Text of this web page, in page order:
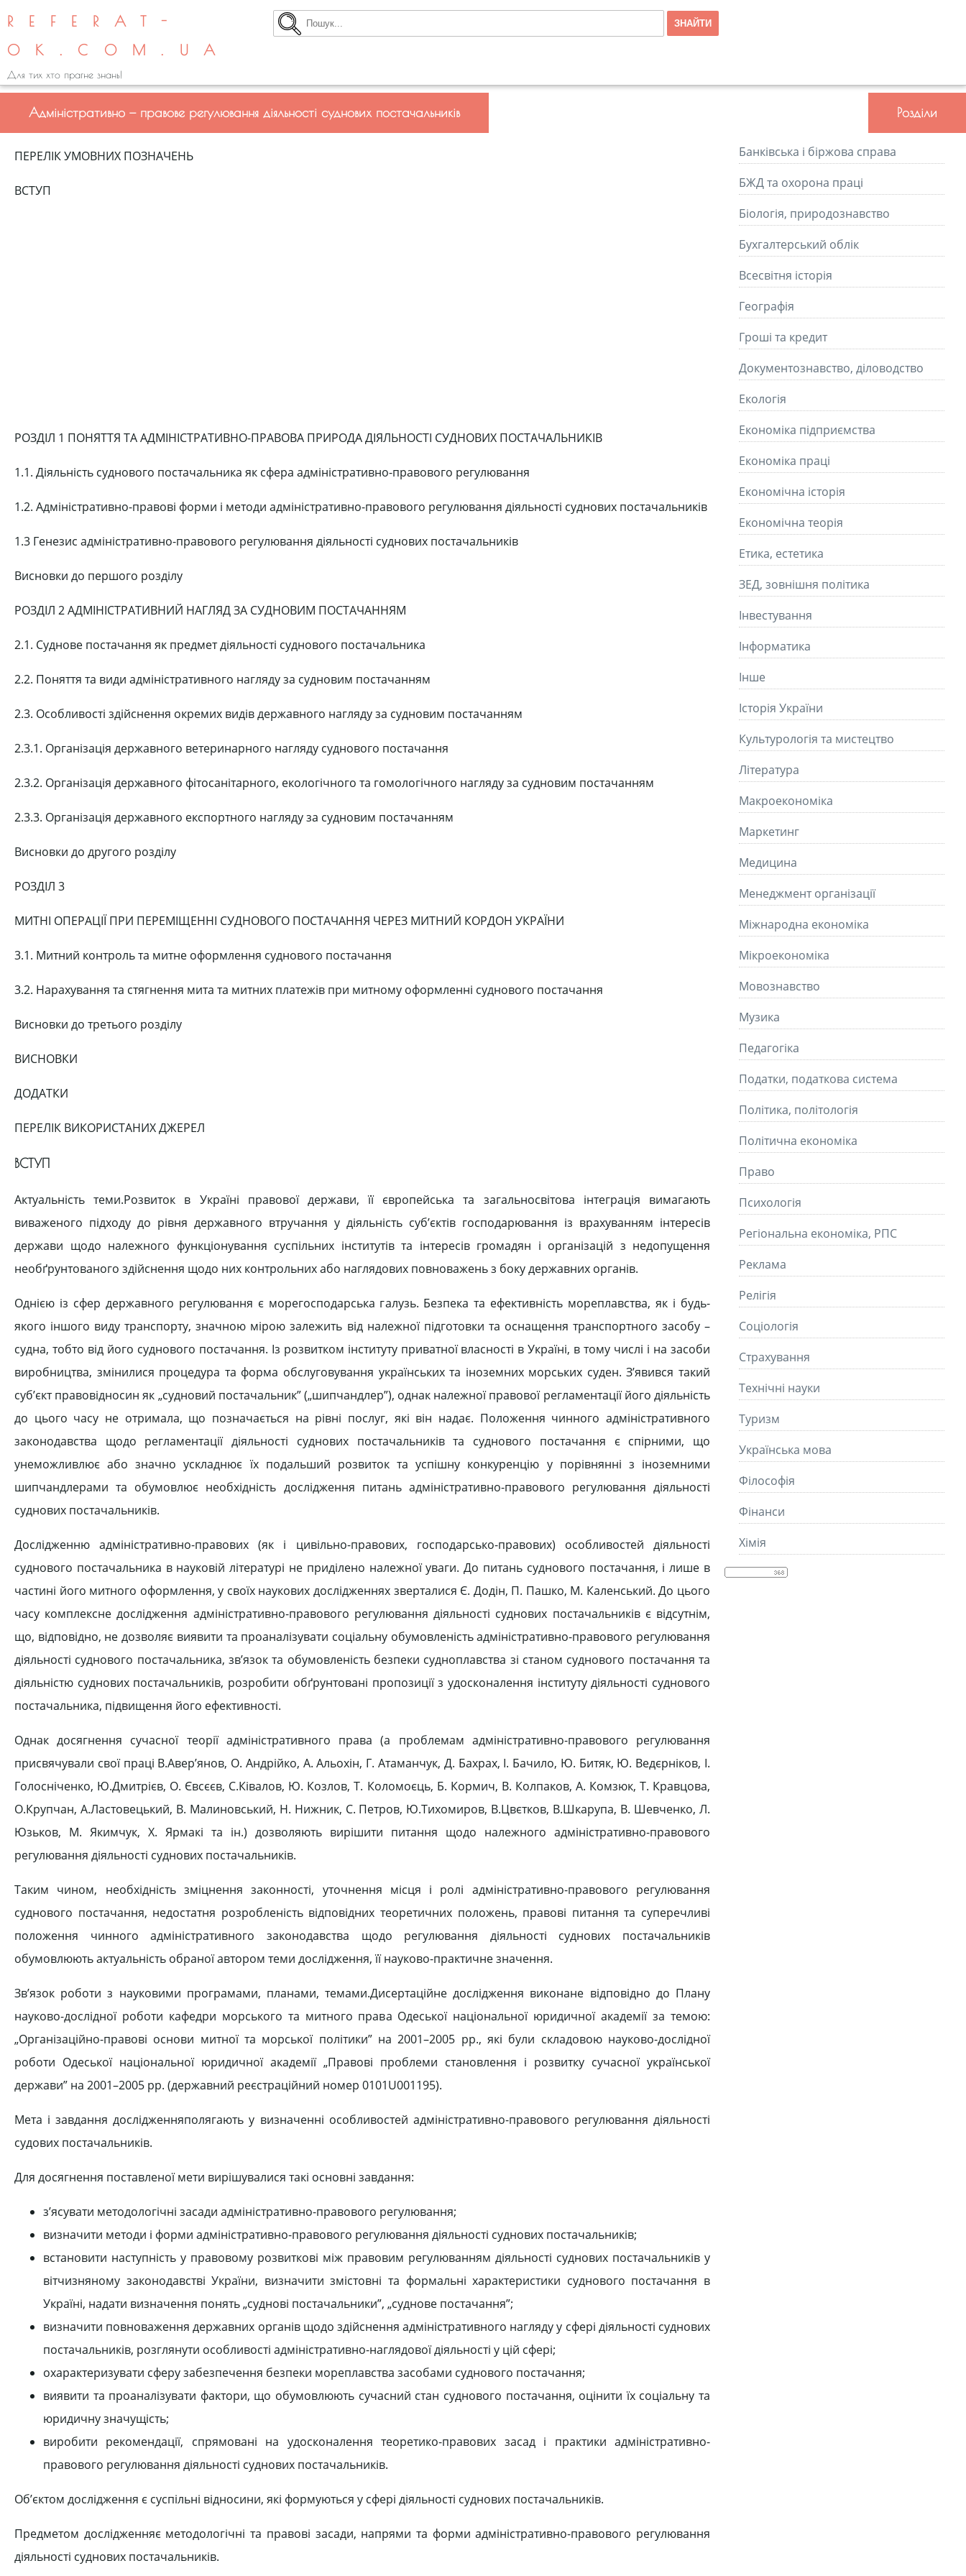
REFERAT-
OK.COM.UA
Для тих хто прагне знань!
Адміністративно — правове регулювання діяльності суднових постачальників
ПЕРЕЛІК УМОВНИХ ПОЗНАЧЕНЬ
ВСТУП
РОЗДІЛ 1 ПОНЯТТЯ ТА АДМІНІСТРАТИВНО-ПРАВОВА ПРИРОДА ДІЯЛЬНОСТІ СУДНОВИХ ПОСТАЧАЛЬНИКІВ
1.1. Діяльність суднового постачальника як сфера адміністративно-правового регулювання
1.2. Адміністративно-правові форми і методи адміністративно-правового регулювання діяльності суднових постачальників
1.3 Генезис адміністративно-правового регулювання діяльності суднових постачальників
Висновки до першого розділу
РОЗДІЛ 2 АДМІНІСТРАТИВНИЙ НАГЛЯД ЗА СУДНОВИМ ПОСТАЧАННЯМ
2.1. Суднове постачання як предмет діяльності суднового постачальника
2.2. Поняття та види адміністративного нагляду за судновим постачанням
2.3. Особливості здійснення окремих видів державного нагляду за судновим постачанням
2.3.1. Організація державного ветеринарного нагляду суднового постачання
2.3.2. Організація державного фітосанітарного, екологічного та гомологічного нагляду за судновим постачанням
2.3.3. Організація державного експортного нагляду за судновим постачанням
Висновки до другого розділу
РОЗДІЛ 3
МИТНІ ОПЕРАЦІЇ ПРИ ПЕРЕМІЩЕННІ СУДНОВОГО ПОСТАЧАННЯ ЧЕРЕЗ МИТНИЙ КОРДОН УКРАЇНИ
3.1. Митний контроль та митне оформлення суднового постачання
3.2. Нарахування та стягнення мита та митних платежів при митному оформленні суднового постачання
Висновки до третього розділу
ВИСНОВКИ
ДОДАТКИ
ПЕРЕЛІК ВИКОРИСТАНИХ ДЖЕРЕЛ
ВСТУП
Актуальність теми.Розвиток в Україні правової держави, її європейська та загальносвітова інтеграція вимагають
виваженого підходу до рівня державного втручання у діяльність суб’єктів господарювання із врахуванням інтересів
держави щодо належного функціонування суспільних інститутів та інтересів громадян і організацій з недопущення
необґрунтованого здійснення щодо них контрольних або наглядових повноважень з боку державних органів.
Однією із сфер державного регулювання є морегосподарська галузь. Безпека та ефективність мореплавства, як і будь-
якого іншого виду транспорту, значною мірою залежить від належної підготовки та оснащення транспортного засобу –
судна, тобто від його суднового постачання. Із розвитком інституту приватної власності в Україні, в тому числі і на засоби
виробництва, змінилися процедура та форма обслуговування українських та іноземних морських суден. З’явився такий
суб’єкт правовідносин як „судновий постачальник” („шипчандлер”), однак належної правової регламентації його діяльність
до цього часу не отримала, що позначається на рівні послуг, які він надає. Положення чинного адміністративного
законодавства щодо регламентації діяльності суднових постачальників та суднового постачання є спірними, що
унеможливлює або значно ускладнює їх подальший розвиток та успішну конкуренцію у порівнянні з іноземними
шипчандлерами та обумовлює необхідність дослідження питань адміністративно-правового регулювання діяльності
суднових постачальників.
Дослідженню адміністративно-правових (як і цивільно-правових, господарсько-правових) особливостей діяльності
суднового постачальника в науковій літературі не приділено належної уваги. До питань суднового постачання, і лише в
частині його митного оформлення, у своїх наукових дослідженнях зверталися Є. Додін, П. Пашко, М. Каленський. До цього
часу комплексне дослідження адміністративно-правового регулювання діяльності суднових постачальників є відсутнім,
що, відповідно, не дозволяє виявити та проаналізувати соціальну обумовленість адміністративно-правового регулювання
діяльності суднового постачальника, зв’язок та обумовленість безпеки судноплавства зі станом суднового постачання та
діяльністю суднових постачальників, розробити обґрунтовані пропозиції з удосконалення інституту діяльності суднового
постачальника, підвищення його ефективності.
Однак досягнення сучасної теорії адміністративного права (а проблемам адміністративно-правового регулювання
присвячували свої праці В.Авер’янов, О. Андрійко, А. Альохін, Г. Атаманчук, Д. Бахрах, І. Бачило, Ю. Битяк, Ю. Ведєрніков, І.
Голосніченко, Ю.Дмитрієв, О. Євсєєв, С.Ківалов, Ю. Козлов, Т. Коломоєць, Б. Кормич, В. Колпаков, А. Комзюк, Т. Кравцова,
О.Крупчан, А.Ластовецький, В. Малиновський, Н. Нижник, С. Петров, Ю.Тихомиров, В.Цвєтков, В.Шкарупа, В. Шевченко, Л.
Юзьков, М. Якимчук, Х. Ярмакі та ін.) дозволяють вирішити питання щодо належного адміністративно-правового
регулювання діяльності суднових постачальників.
Таким чином, необхідність зміцнення законності, уточнення місця і ролі адміністративно-правового регулювання
суднового постачання, недостатня розробленість відповідних теоретичних положень, правові питання та суперечливі
положення чинного адміністративного законодавства щодо регулювання діяльності суднових постачальників
обумовлюють актуальність обраної автором теми дослідження, її науково-практичне значення.
Зв’язок роботи з науковими програмами, планами, темами.Дисертаційне дослідження виконане відповідно до Плану
науково-дослідної роботи кафедри морського та митного права Одеської національної юридичної академії за темою:
„Організаційно-правові основи митної та морської політики” на 2001–2005 рр., які були складовою науково-дослідної
роботи Одеської національної юридичної академії „Правові проблеми становлення і розвитку сучасної української
держави” на 2001–2005 рр. (державний реєстраційний номер 0101U001195).
Мета і завдання дослідженняполягають у визначенні особливостей адміністративно-правового регулювання діяльності
судових постачальників.
Для досягнення поставленої мети вирішувалися такі основні завдання:
з’ясувати методологічні засади адміністративно-правового регулювання;
визначити методи і форми адміністративно-правового регулювання діяльності суднових постачальників;
встановити наступність у правовому розвиткові між правовим регулюванням діяльності суднових постачальників у
вітчизняному законодавстві України, визначити змістовні та формальні характеристики суднового постачання в
Україні, надати визначення понять „суднові постачальники”, „суднове постачання”;
визначити повноваження державних органів щодо здійснення адміністративного нагляду у сфері діяльності суднових
постачальників, розглянути особливості адміністративно-наглядової діяльності у цій сфері;
охарактеризувати сферу забезпечення безпеки мореплавства засобами суднового постачання;
виявити та проаналізувати фактори, що обумовлюють сучасний стан суднового постачання, оцінити їх соціальну та
юридичну значущість;
виробити рекомендації, спрямовані на удосконалення теоретико-правових засад і практики адміністративно-
правового регулювання діяльності суднових постачальників.
Об’єктом дослідження є суспільні відносини, які формуються у сфері діяльності суднових постачальників.
Предметом дослідженняє методологічні та правові засади, напрями та форми адміністративно-правового регулювання
діяльності суднових постачальників.
Розділи
Банківська і біржова справа
БЖД та охорона праці
Біологія, природознавство
Бухгалтерський облік
Всесвітня історія
Географія
Гроші та кредит
Документознавство, діловодство
Екологія
Економіка підприємства
Економіка праці
Економічна історія
Економічна теорія
Етика, естетика
ЗЕД, зовнішня політика
Інвестування
Інформатика
Інше
Історія України
Культурологія та мистецтво
Літературa
Макроекономіка
Маркетинг
Медицина
Менеджмент організації
Міжнародна економіка
Мікроекономіка
Мовознавство
Музика
Педагогіка
Податки, податкова система
Політика, політологія
Політична економіка
Право
Психологія
Регіональна економіка, РПС
Реклама
Релігія
Соціологія
Страхування
Технічні науки
Туризм
Українська мова
Філософія
Фінанси
Хімія